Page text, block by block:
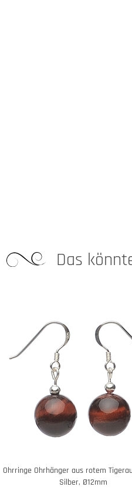
Das
Ohrringe Ohrhänger aus rotem
Silber, Ø12mm